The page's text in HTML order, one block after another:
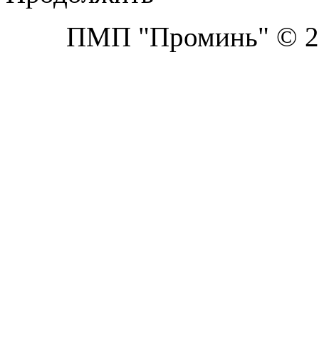
ПМП "Проминь" ©